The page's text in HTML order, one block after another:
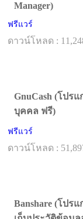
Manager)
ฟรีแวร์
ดาวน์โหลด :
GnuCash (โปร
บุคคล ฟรี)
ฟรีแวร์
ดาวน์โหลด :
Banshare (โปร